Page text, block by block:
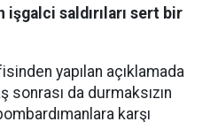
işgalci saldırıları sert bir
yapılan açıklamada
sonrası da durmaksızın
karşı